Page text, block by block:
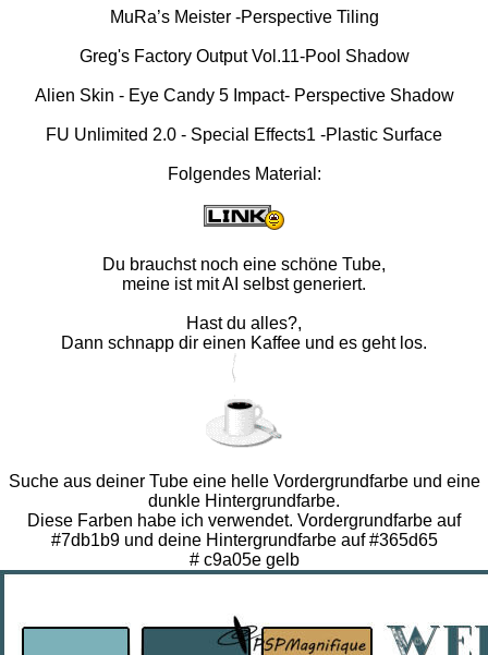
MuRa’s Meister -Perspective Tiling
Greg's Factory Output Vol.11-Pool Shadow
Alien Skin - Eye Candy 5 Impact- Perspective Shadow
FU Unlimited 2.0 - Special Effects1 -Plastic Surface
Folgendes Material:
Du brauchst noch eine schöne Tube,
meine ist mit AI selbst generiert.
Hast du alles?,
Dann schnapp dir einen Kaffee und es geht los.
Suche aus deiner Tube eine helle Vordergrundfarbe und eine
dunkle Hintergrundfarbe.
Diese Farben habe ich verwendet. Vordergrundfarbe auf
#7db1b9 und deine Hintergrundfarbe auf #365d65
# c9a05e gelb